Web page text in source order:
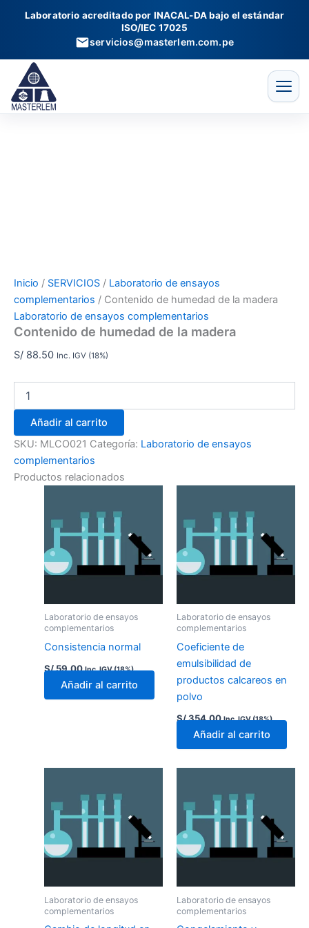
Laboratorio acreditado por INACAL-DA bajo el estándar
ISO/IEC 17025
servicios@masterlem.com.pe
Inicio / SERVICIOS / Laboratorio de ensayos
complementarios / Contenido de humedad de la madera
Laboratorio de ensayos complementarios
Contenido de humedad de la madera
S/ 88.50 Inc. IGV (18%)
la
madera
cantidad
Añadir al carrito
SKU: MLCO021 Categoría: Laboratorio de ensayos
complementarios
Productos relacionados
Laboratorio de ensayos
complementarios
Consistencia normal
S/59.00 Inc. IGV (18%)
Añadir al carrito
Laboratorio de ensayos
complementarios
Coeficiente de
emulsibilidad de
productos calcareos en
polvo
S/354.00 Inc. IGV (18%)
Añadir al carrito
Laboratorio de ensayos
complementarios
Laboratorio de ensayos
complementarios